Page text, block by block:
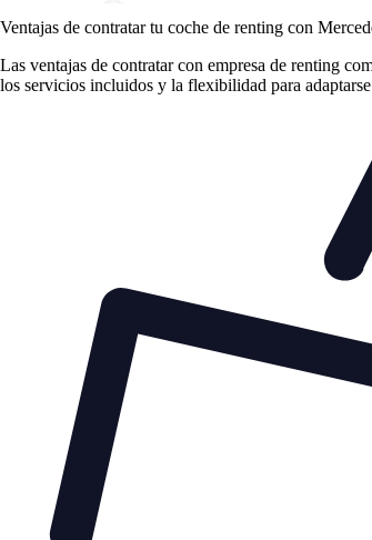
Ventajas de contratar tu coche de renting con
Las ventajas de contratar con empresa de renting
los servicios incluidos y la flexibilidad para